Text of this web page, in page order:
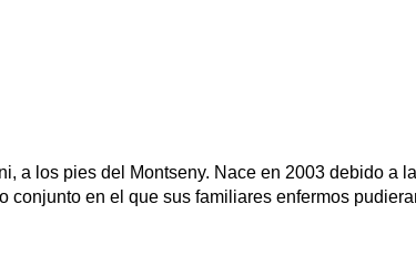
a los pies del Montseny. Nace en 2003 debido a
en el que sus familiares enfermos